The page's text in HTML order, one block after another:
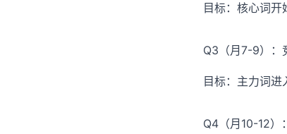
目标：核心词
Q3（月7-9）：
目标：主力词
Q4（月10-12）